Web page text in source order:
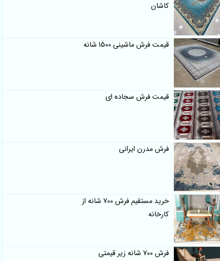
کاشان
قیمت فرش ماشینی 1500 شانه
قیمت فرش سجاده ای
فرش مدرن ایرانی
خرید مستقیم فرش 700 شانه از
کارخانه
فرش 700 شانه زیر قیمتی